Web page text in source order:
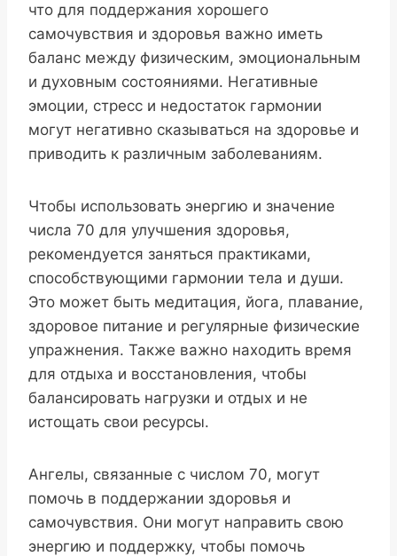
что для поддержания хорошего
самочувствия и здоровья важно иметь
баланс между физическим, эмоциональным
и духовным состояниями. Негативные
эмоции, стресс и недостаток гармонии
могут негативно сказываться на здоровье и
приводить к различным заболеваниям.
Чтобы использовать энергию и значение
числа 70 для улучшения здоровья,
рекомендуется заняться практиками,
способствующими гармонии тела и души.
Это может быть медитация, йога, плавание,
здоровое питание и регулярные физические
упражнения. Также важно находить время
для отдыха и восстановления, чтобы
балансировать нагрузки и отдых и не
истощать свои ресурсы.
Ангелы, связанные с числом 70, могут
помочь в поддержании здоровья и
самочувствия. Они могут направить свою
энергию и поддержку, чтобы помочь